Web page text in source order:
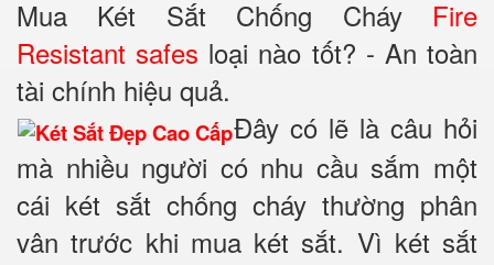
Mua Két Sắt Chống Cháy Fire
Resistant safes loại nào tốt? - An toàn
tài chính hiệu quả.
Đây có lẽ là câu hỏi
mà nhiều người có nhu cầu sắm một
cái két sắt chống cháy thường phân
vân trước khi mua két sắt. Vì két sắt